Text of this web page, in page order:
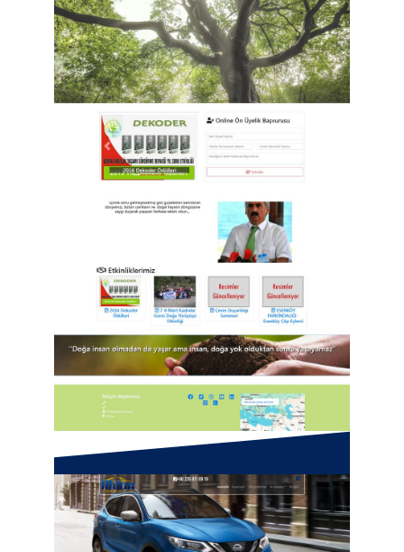
Dünya Ekolojik Yaşamı
Sürdürme Derneği